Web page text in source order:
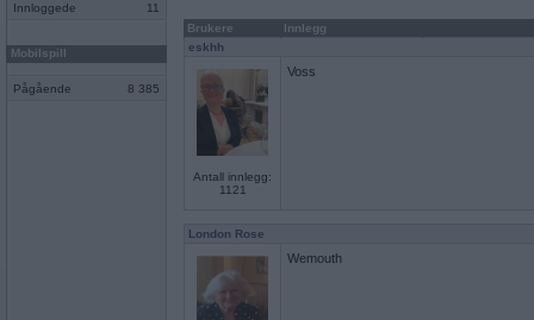
Innloggede 11
Mobilspill
Pågående 8 385
Brukere
Innlegg
eskhh
Antall innlegg:
1121
Voss
London Rose
Wemouth